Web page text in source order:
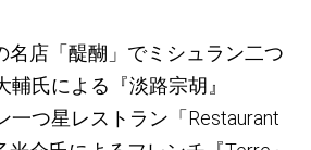
店「醍醐」でミシュラン二つ
氏による『淡路宗胡』
つ星レストラン「Restaurant